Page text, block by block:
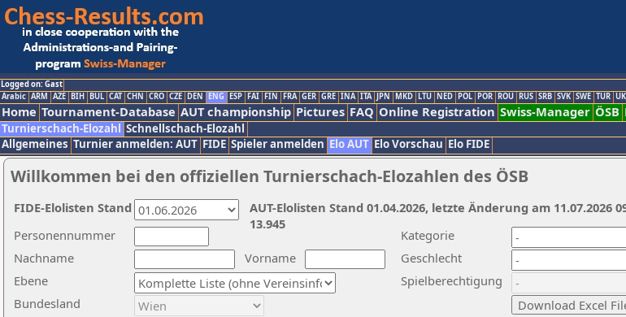
Logged on: Gast
Arabic ARM AZE BIH BUL CAT CHN CRO CZE DEN ENG ESP FAI FIN FRA GER GRE INA ITA JPN MKD LTU NED POL POR ROU RUS SRB SVK SWE TUR
Home Tournament-Database AUT championship Pictures FAQ Online Registration Swiss-Manager ÖSB
Turnierschach-Elozahl Schnellschach-Elozahl
Allgemeines Turnier anmelden: AUT FIDE Spieler anmelden Elo AUT Elo Vorschau Elo FIDE
Willkommen bei den offiziellen Turnierschach-Elozahlen des ÖSB
Nachname
Vorname
Ebene
Kategorie
Personennummer
Bundesland
Geschlecht
Spielberechtigung
AUT-Elolisten Stand 01.04.2026, letzte Änderung am 11.07.2026
13.945
FIDE-Elolisten Stand